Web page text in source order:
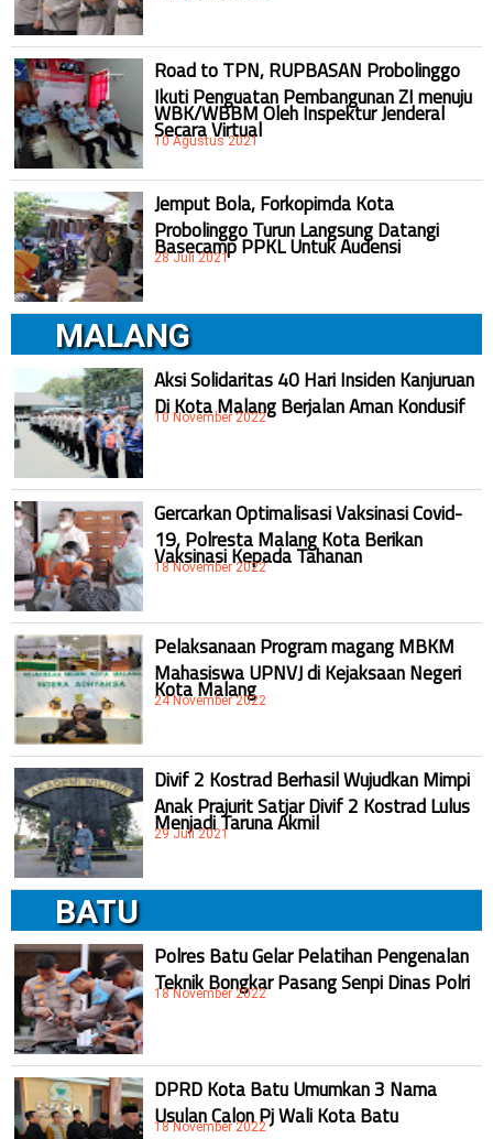
Road to TPN, RUPBASAN Probolinggo
Ikuti Penguatan Pembangunan ZI menuju
WBK/WBBM Oleh Inspektur Jenderal
Secara Virtual
10 Agustus 2021
Jemput Bola, Forkopimda Kota
Probolinggo Turun Langsung Datangi
Basecamp PPKL Untuk Audensi
28 Juli 2021
MALANG
Aksi Solidaritas 40 Hari Insiden Kanjuruan
Di Kota Malang Berjalan Aman Kondusif
10 November 2022
Gercarkan Optimalisasi Vaksinasi Covid-
19, Polresta Malang Kota Berikan
Vaksinasi Kepada Tahanan
18 November 2022
Pelaksanaan Program magang MBKM
Mahasiswa UPNVJ di Kejaksaan Negeri
Kota Malang
24 November 2022
Divif 2 Kostrad Berhasil Wujudkan Mimpi
Anak Prajurit Satjar Divif 2 Kostrad Lulus
Menjadi Taruna Akmil
29 Juli 2021
BATU
Polres Batu Gelar Pelatihan Pengenalan
Teknik Bongkar Pasang Senpi Dinas Polri
18 November 2022
DPRD Kota Batu Umumkan 3 Nama
Usulan Calon Pj Wali Kota Batu
18 November 2022